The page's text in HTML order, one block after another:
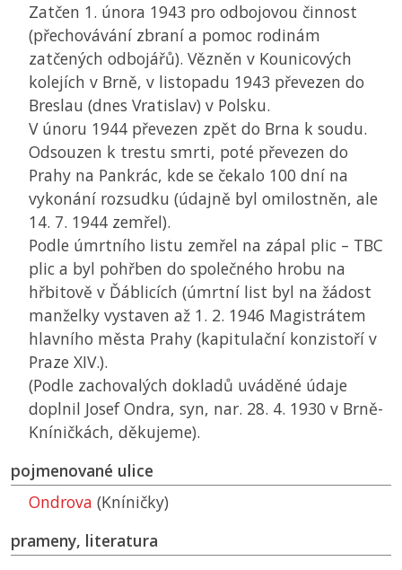
Zatčen 1. února 1943 pro odbojovou činnost
(přechovávání zbraní a pomoc rodinám
zatčených odbojářů). Vězněn v Kounicových
kolejích v Brně, v listopadu 1943 převezen do
Breslau (dnes Vratislav) v Polsku.
V únoru 1944 převezen zpět do Brna k soudu.
Odsouzen k trestu smrti, poté převezen do
Prahy na Pankrác, kde se čekalo 100 dní na
vykonání rozsudku (údajně byl omilostněn, ale
14. 7. 1944 zemřel).
Podle úmrtního listu zemřel na zápal plic – TBC
plic a byl pohřben do společného hrobu na
hřbitově v Ďáblicích (úmrtní list byl na žádost
manželky vystaven až 1. 2. 1946 Magistrátem
hlavního města Prahy (kapitulační konzistoří v
Praze XIV.).
(Podle zachovalých dokladů uváděné údaje
doplnil Josef Ondra, syn, nar. 28. 4. 1930 v Brně-
Kníničkách, děkujeme).
pojmenované ulice
Ondrova (Kníničky)
prameny, literatura